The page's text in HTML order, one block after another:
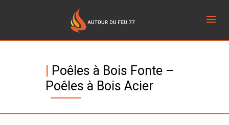
Poêles à Bois Fonte –
Poêles à Bois Acier